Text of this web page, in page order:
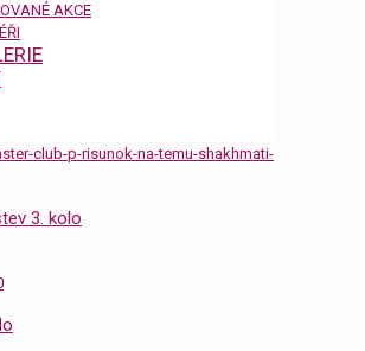
AKCE
3. kolo